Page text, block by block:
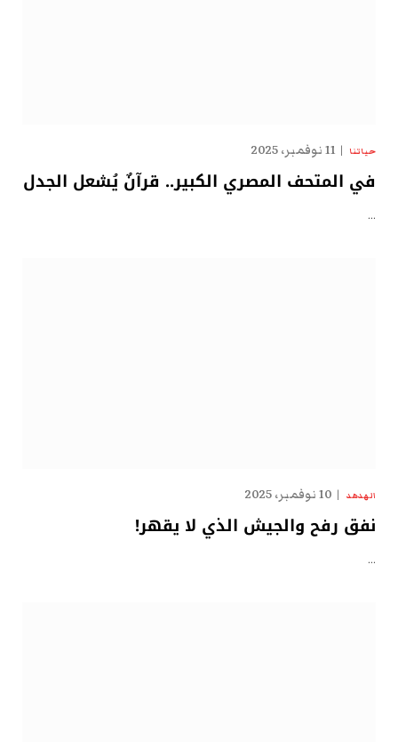
حياتنا 11 نوفمبر، 2025
في المتحف المصري الكبير.. قرآنٌ يُشعل الجدل
…
الهدهد 10 نوفمبر، 2025
نفق رفح والجيش الذي لا يقهر!
…